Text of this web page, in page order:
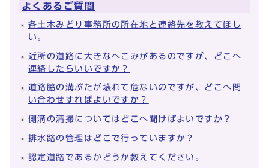
よくあるご質問
各土木みどり事務所の所在地と連絡先を教えてほし
い。
近所の道路に大きなへこみがあるのですが、どこへ
連絡したらいいですか？
道路脇の溝ぶたが壊れて危ないのですが、どこへ問
い合わせすればよいですか？
側溝の清掃についてはどこへ聞けばよいですか？
排水路の管理はどこで行っていますか？
認定道路であるかどうか教えてください。